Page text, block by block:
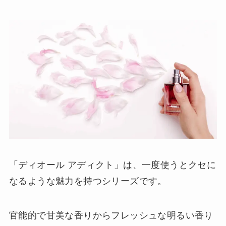
「ディオール アディクト」は、一度使うとクセに
なるような魅力を持つシリーズです。
官能的で甘美な香りからフレッシュな明るい香り